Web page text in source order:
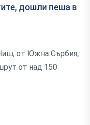
дошли пеша в
от Южна Сърбия,
от над 150